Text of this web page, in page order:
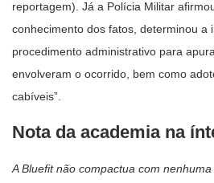
reportagem). Já a Polícia Militar
conhecimento dos fatos, determinou a
procedimento administrativo para
envolveram o ocorrido, bem como
cabíveis”.
Nota da academia na
A Bluefit não compactua com